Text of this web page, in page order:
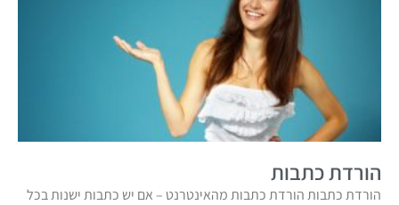
הורדת כתבות
הורדת כתבות הורדת כתבות מהאינטרנט – אם יש כתבות ישנות בכל